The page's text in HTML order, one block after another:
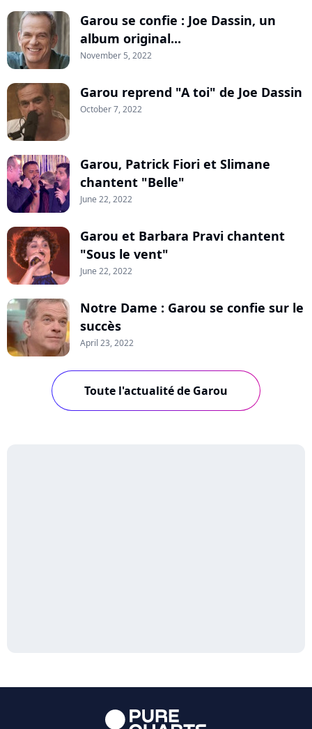
Garou se confie : Joe Dassin, un
album original...
November 5, 2022
Garou reprend "A toi" de Joe Dassin
October 7, 2022
Garou, Patrick Fiori et Slimane
chantent "Belle"
June 22, 2022
Garou et Barbara Pravi chantent
"Sous le vent"
June 22, 2022
Notre Dame : Garou se confie sur le
succès
April 23, 2022
Toute l'actualité de Garou